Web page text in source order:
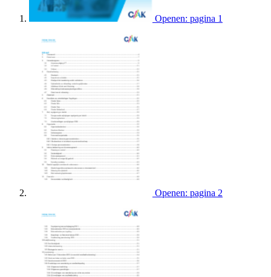
Openen: pagina 1
Openen: pagina 2